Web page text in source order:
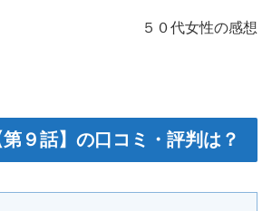
５０代女性の感想
９話】の口コミ・評判は？